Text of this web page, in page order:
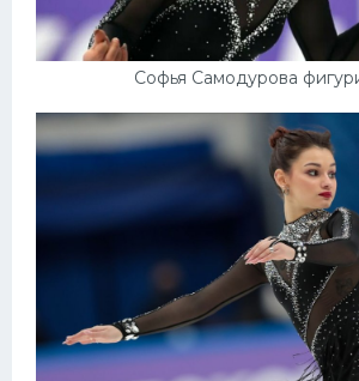
Софья Самодурова